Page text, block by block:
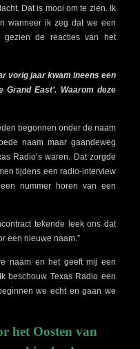
Dat is mooi om te zien. Ik
wanneer ik zeg dat we een
gezien de reacties van het
vorig jaar kwam ineens een
Grand East’. Waarom deze
begonnen onder de naam
naam maar gaandeweg
Radio’s waren. Dat zorgde
tijdens een radio-interview
nummer horen van een
tekende leek ons dat
een nieuwe naam.”
naam en het geeft mij een
beschouw Texas Radio een
we echt en gaan we
het Oosten van